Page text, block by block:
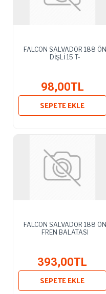
FALCON SALVADOR 188 ÖN
DİŞLİ 15 T-
98,00TL
SEPETE EKLE
FALCON SALVADOR 188 ÖN
FREN BALATASI
393,00TL
SEPETE EKLE